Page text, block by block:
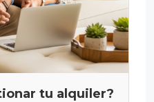
tu alquiler?